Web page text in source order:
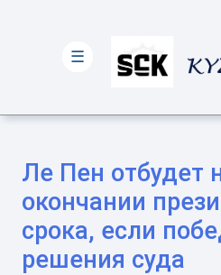
Ле Пен отбудет
окончании
срока, если
решения суда
☰